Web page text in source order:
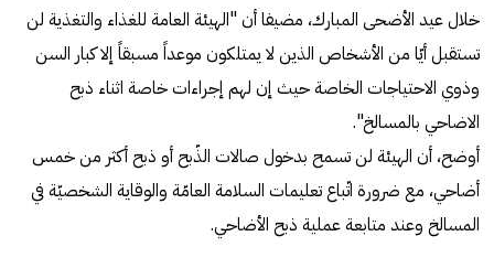
خلال عيد الأضحى المبارك، مضيفا أن "الهيئة العامة للغذاء والتغذية لن
تستقبل أيّا من الأشخاص الذين لا يمتلكون موعداً مسبقاً إلا كبار السن
وذوي الاحتياجات الخاصة حيث إن لهم إجراءات خاصة اثناء ذبح
الاضاحي بالمسالخ".
أوضح، أن الهيئة لن تسمح بدخول صالات الذّبح أو ذبح أكثر من خمس
أضاحي، مع ضرورة اتّباع تعليمات السلامة العامّة والوقاية الشخصيّة في
المسالخ وعند متابعة عملية ذبح الأضاحي.